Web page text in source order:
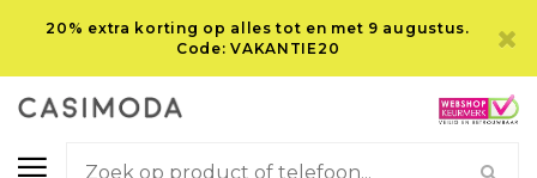
20% extra korting op alles tot en met 9 augustus.
Code: VAKANTIE20